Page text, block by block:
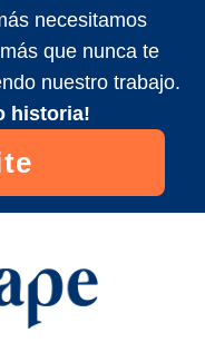
necesitamos
que nunca te
nuestro trabajo.
historia!